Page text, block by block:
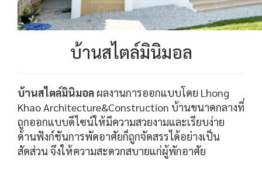
บ้านสไตล์มินิมอล
บ้านสไตล์มินิมอล ผลงานการออกแบบโดย Lhong
Khao Architecture&Construction บ้านขนาดกลางที่
ถูกออกแบบดีไซน์ให้มีความสวยงามและเรียบง่าย
ด้านฟังก์ชันการพัดอาศัยก็ถูกจัดสรรได้อย่างเป็น
สัดส่วน จึงให้ความสะดวกสบายแก่ผู้พักอาศัย